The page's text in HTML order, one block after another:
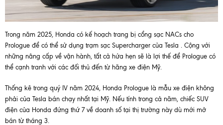
Trong năm 2025, Honda có kế hoạch trang bị cổng sạc NACs cho
Prologue để có thể sử dụng trạm sạc Supercharger của Tesla . Cộng với
những nâng cấp về vận hành, tất cả hứa hẹn sẽ là lợi thế để Prologue có
thể cạnh tranh với các đối thủ đến từ hãng xe điện Mỹ.
Thống kê trong quý IV năm 2024, Honda Prologue là mẫu xe điện không
phải của Tesla bán chạy nhất tại Mỹ. Nếu tính trong cả năm, chiếc SUV
điện của Honda đứng thứ 7 về doanh số tại thị trường này dù mới mở
bán từ tháng 3.